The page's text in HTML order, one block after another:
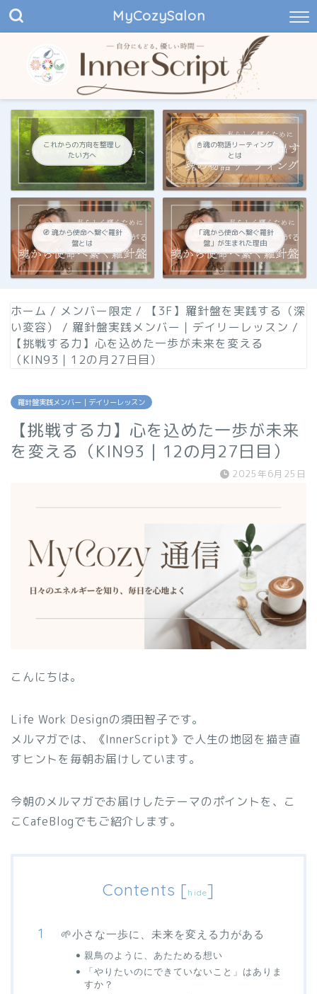
MyCozySalon
これからの方向を整理し
たい方へ
📓魂の物語リーティング
とは
🧭 魂から使命へ繋ぐ羅針
盤とは
「魂から使命へ繋ぐ羅針
盤」が生まれた理由
ホーム / メンバー限定 /
【3F】羅針盤を実践する（深
い変容）
/ 羅針盤実践メンバー｜デイリーレッスン /
【挑戦する力】心を込めた一歩が未来を変える
（KIN93｜12の月27日目）
羅針盤実践メンバー｜デイリーレッスン
【挑戦する力】心を込めた一歩が未来
を変える（KIN93｜12の月27日目）
2025年6月25日
こんにちは。
Life Work Designの須田智子です。
メルマガでは、《InnerScript》で人生の地図を描き直
すヒントを毎朝お届けしています。
今朝のメルマガでお届けしたテーマのポイントを、こ
こCafeBlogでもご紹介します。
Contents [ hide]
🌱小さな一歩に、未来を変える力がある
親鳥のように、あたためる想い
「やりたいのにできていないこと」はありま
すか？